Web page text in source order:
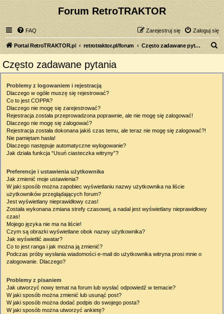
Forum RetroTRAKTOR
FAQ Zaloguj się
Zarejestruj się
Portal RetroTRAKTOR.pl retrotraktor.pl/forum Często zadawane pytania
Często zadawane pytania
Problemy z logowaniem i rejestracją
Dlaczego w ogóle muszę się rejestrować?
Co to jest COPPA?
Dlaczego nie mogę się zarejestrować?
Rejestracja została przeprowadzona poprawnie, ale nie mogę się zalogować!
Dlaczego nie mogę się zalogować?
Rejestracja została dokonana jakiś czas temu, ale teraz nie mogę się zalogować?!
Nie pamiętam hasła!
Dlaczego następuje automatyczne wylogowanie?
Jak działa funkcja “Usuń ciasteczka witryny”?
Preferencje i ustawienia użytkownika
Jak zmienić moje ustawienia?
W jaki sposób można zapobiec wyświetlaniu nazwy użytkownika na liście
użytkowników przeglądających forum?
Jest wyświetlany nieprawidłowy czas!
Została wykonana zmiana strefy czasowej, a nadal jest wyświetlany nieprawidłowy
czas!
Mojego języka nie ma na liście!
Czym są obrazki wyświetlane obok nazwy użytkownika?
Jak wyświetlić awatar?
Co to jest ranga i jak można ją zmienić?
Podczas próby wysłania wiadomości e-mail do użytkownika witryna prosi mnie o
zalogowanie. Dlaczego?
Problemy z pisaniem
Jak utworzyć nowy temat na forum lub wysłać odpowiedź w temacie?
W jaki sposób można zmienić lub usunąć post?
W jaki sposób można dodać podpis do swojego posta?
W jaki sposób można utworzyć ankietę?